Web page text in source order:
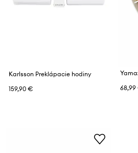
Karlsson Preklápacie hodiny
159,90 €